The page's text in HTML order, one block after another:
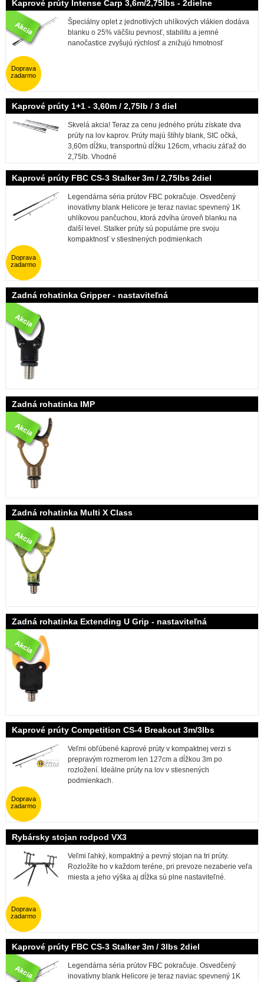
Kaprové prúty Intense Carp 3,6m/2,75lbs - 2dielne
Špeciálny oplet z jednotlivých uhlíkových vlákien dodáva
blanku o 25% väčšiu pevnosť, stabilitu a jemné
nanočastice zvyšujú rýchlosť a znižujú hmotnosť
Doprava
zadarmo
Kaprové prúty 1+1 - 3,60m / 2,75lb / 3 diel
Skvelá akcia! Teraz za cenu jedného prútu získate dva
prúty na lov kaprov. Prúty majú štíhly blank, SIC očká,
3,60m dĺžku, transportnú dĺžku 126cm, vrhaciu záťaž do
2,75lb. Vhodné
Kaprové prúty FBC CS-3 Stalker 3m / 2,75lbs 2diel
Legendárna séria prútov FBC pokračuje. Osvedčený
inovatívny blank Helicore je teraz naviac spevnený 1K
uhlíkovou pančuchou, ktorá zdvíha úroveň blanku na
ďalší level. Stalker prúty sú populárne pre svoju
kompaktnosť v stiestnených podmienkach
Doprava
zadarmo
Zadná rohatinka Gripper - nastaviteľná
Zadná rohatinka IMP
Zadná rohatinka Multi X Class
Zadná rohatinka Extending U Grip - nastaviteľná
Kaprové prúty Competition CS-4 Breakout 3m/3lbs
Veľmi obľúbené kaprové prúty v kompaktnej verzi s
prepravým rozmerom len 127cm a dĺžkou 3m po
rozložení. Ideálne prúty na lov v stiesnených
podmienkach.
Doprava
zadarmo
Rybársky stojan rodpod VX3
Veľmi ľahký, kompaktný a pevný stojan na tri prúty.
Rozložíte ho v každom teréne, pri prevoze nezaberie veľa
miesta a jeho výška aj dĺžka sú plne nastaviteľné.
Doprava
zadarmo
Kaprové prúty FBC CS-3 Stalker 3m / 3lbs 2diel
Legendárna séria prútov FBC pokračuje. Osvedčený
inovatívny blank Helicore je teraz naviac spevnený 1K